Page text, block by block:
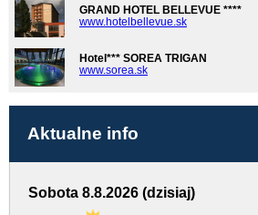
GRAND HOTEL BELLEVUE ****
www.hotelbellevue.sk
Hotel*** SOREA TRIGAN
www.sorea.sk
Aktualne info
Sobota 8.8.2026 (dzisiaj)